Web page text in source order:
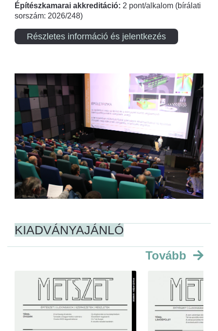
Építészkamarai akkreditáció: 2 pont/alkalom (bírálati
sorszám: 2026/248)
Részletes információ és jelentkezés
KIADVÁNYAJÁNLÓ
Tovább